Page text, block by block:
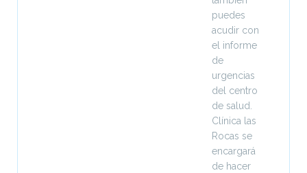
puedes
acudir con
el informe
de
urgencias
del centro
de salud.
Clínica las
Rocas se
encargará
de hacer